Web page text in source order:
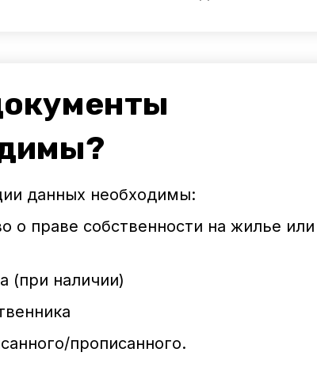
данных необходимы:
о праве собственности на жилье или
(при наличии)
прописанного.